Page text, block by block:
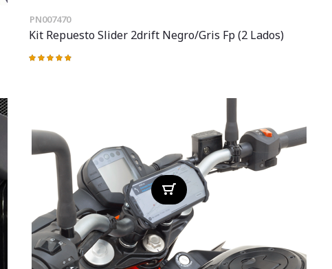
PN007470
Kit Repuesto Slider 2drift Negro/gris Fp (2 Lados)
Valoración: